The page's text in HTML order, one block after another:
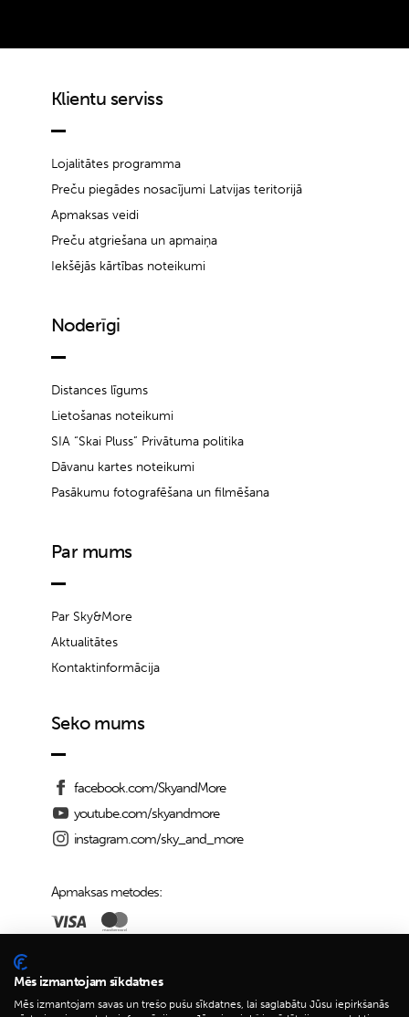
Klientu serviss
Lojalitātes programma
Preču piegādes nosacījumi Latvijas teritorijā
Apmaksas veidi
Preču atgriešana un apmaiņa
Iekšējās kārtības noteikumi
Noderīgi
Distances līgums
Lietošanas noteikumi
SIA “Skai Pluss” Privātuma politika
Dāvanu kartes noteikumi
Pasākumu fotografēšana un filmēšana
Par mums
Par Sky&More
Aktualitātes
Kontaktinformācija
Seko mums
facebook.com/SkyandMore
youtube.com/skyandmore
instagram.com/sky_and_more
Apmaksas metodes:
Piegādes iespējas:
Mēs izmantojam sīkdatnes
Mēs izmantojam savas un trešo pušu sīkdatnes, lai saglabātu Jūsu iepirkšanās